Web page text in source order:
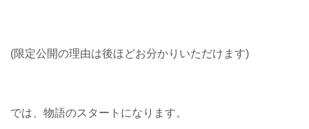
(限定公開の理由は後ほどお分かりいただけます)
では、物語のスタートになります。